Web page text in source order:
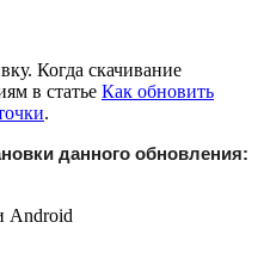
Когда скачивание
в статье Как обновить
.
данного обновления:
Android